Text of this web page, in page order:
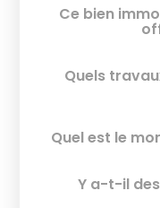
Ce bien
Quels
Quel est le
Y a-t-il